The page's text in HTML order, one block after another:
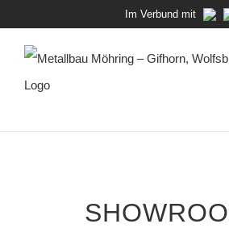
springen
Im Verbund mit